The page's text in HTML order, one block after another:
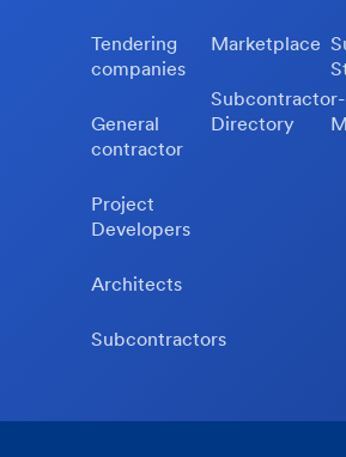
Tendering
companies
General
contractor
Project
Developers
Architects
Subcontractors
Marketplace
Subcontractor-
Directory